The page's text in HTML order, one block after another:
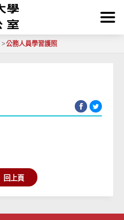
>公務人員學習護照
回上頁